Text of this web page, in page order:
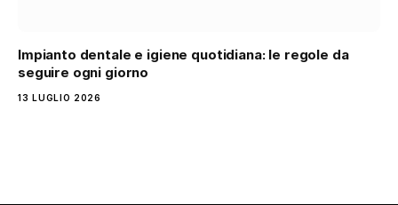
Impianto dentale e igiene quotidiana: le regole da
seguire ogni giorno
13 LUGLIO 2026